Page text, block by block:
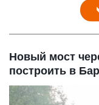
Новый мост
построить в